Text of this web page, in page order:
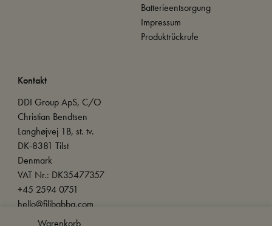
Warenkorb
Batterieentsorgung
Impressum
Produktrückrufe
Kontakt
DDI Group ApS, C/O
Christian Bendtsen
Langhøjvej 1B, st. tv.
DK-8381 Tilst
Denmark
VAT Nr.: DK35477357
+45 2594 0751
hello@filibabba.com